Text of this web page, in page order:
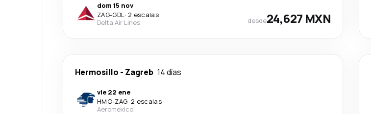
dom 15 nov
ZAG-GDL· 2 escalas
Delta Air Lines
desde24,627 MXN
Hermosillo - Zagreb 14 días
vie 22 ene
HMO-ZAG· 2 escalas
Aeromexico